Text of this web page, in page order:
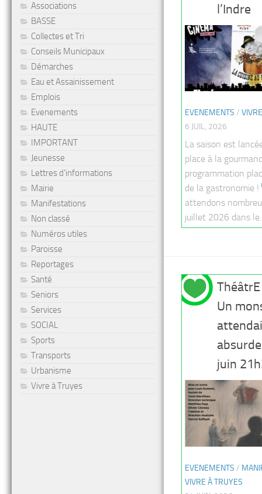
l’Indre
EVENEMENTS /
6 JUIL, 2026
La saison est
place à la
programmation
de la gastronomie !
attendons
juillet 2026 dans
Un
juin
EVENEMENTS /
VIVRE À TRUYES
Associations
BASSE
Collectes et Tri
Conseils Municipaux
Démarches
Eau et Assainissement
Emplois
Evenements
HAUTE
IMPORTANT
Jeunesse
Lettres d'informations
Mairie
Manifestations
Non classé
Numéros utiles
Paroisse
Reportages
Santé
Seniors
Services
SOCIAL
Sports
Transports
Urbanisme
Vivre à Truyes